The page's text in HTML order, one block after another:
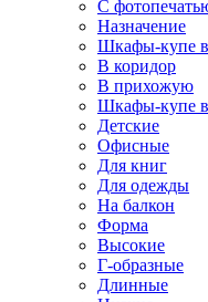
С
Назначение
Шкафы-купе
В коридор
В прихожую
Шкафы-купе
Детские
Офисные
Для книг
Для одежды
На балкон
Форма
Высокие
Г-образные
Длинные